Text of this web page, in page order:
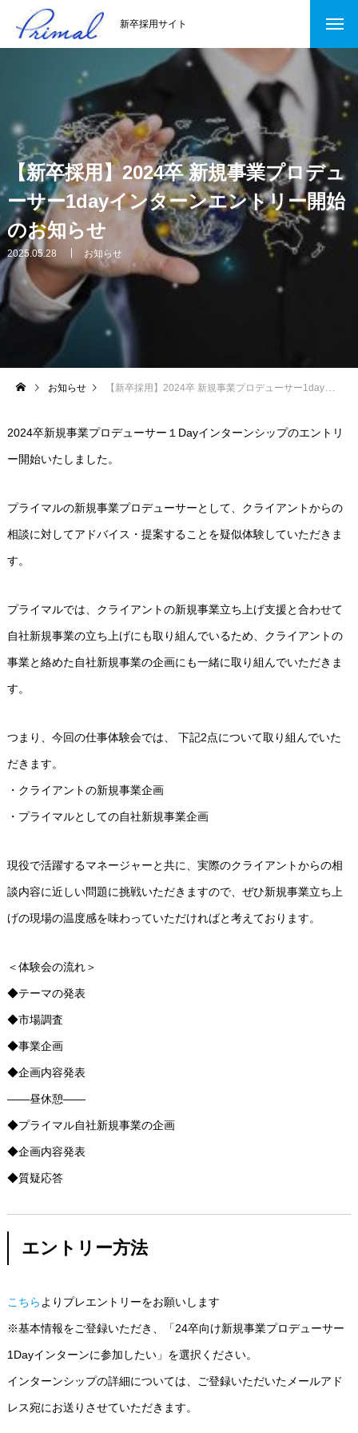
新卒採用サイト
【新卒採用】2024卒 新規事業プロデュ
ーサー1dayインターンエントリー開始
のお知らせ
2025.05.28 お知らせ
お知らせ 【新卒採用】2024卒 新規事業プロデューサー1dayインターンエントリー開始のお知らせ
2024卒新規事業プロデューサー１Dayインターンシップのエントリ
ー開始いたしました。
プライマルの新規事業プロデューサーとして、クライアントからの
相談に対してアドバイス・提案することを疑似体験していただきま
す。
プライマルでは、クライアントの新規事業立ち上げ支援と合わせて
自社新規事業の立ち上げにも取り組んでいるため、クライアントの
事業と絡めた自社新規事業の企画にも一緒に取り組んでいただきま
す。
つまり、今回の仕事体験会では、 下記2点について取り組んでいた
だきます。
・クライアントの新規事業企画
・プライマルとしての自社新規事業企画
現役で活躍するマネージャーと共に、実際のクライアントからの相
談内容に近しい問題に挑戦いただきますので、ぜひ新規事業立ち上
げの現場の温度感を味わっていただければと考えております。
＜体験会の流れ＞
◆テーマの発表
◆市場調査
◆事業企画
◆企画内容発表
――昼休憩――
◆プライマル自社新規事業の企画
◆企画内容発表
◆質疑応答
エントリー方法
こちら よりプレエントリーをお願いします
※基本情報をご登録いただき、「24卒向け新規事業プロデューサー
1Dayインターンに参加したい」を選択ください。
インターンシップの詳細については、ご登録いただいたメールアド
レス宛にお送りさせていただきます。